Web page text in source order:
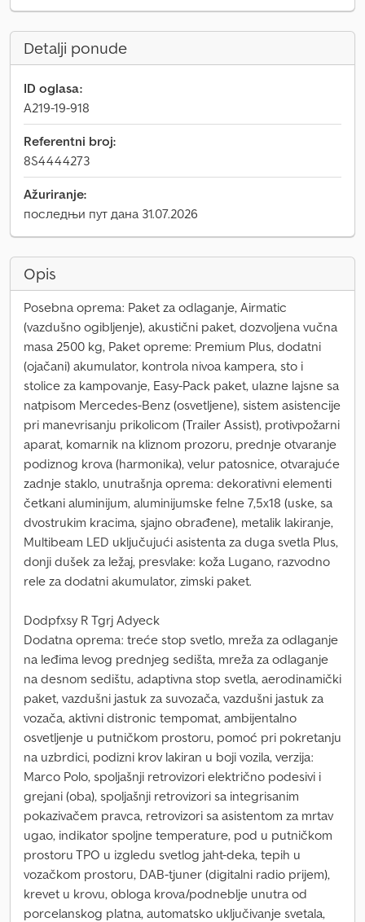
Detalji ponude
ID oglasa:
A219-19-918
Referentni broj:
8S4444273
Ažuriranje:
последњи пут дана 31.07.2026
Opis
Posebna oprema: Paket za odlaganje, Airmatic
(vazdušno ogibljenje), akustični paket, dozvoljena vučna
masa 2500 kg, Paket opreme: Premium Plus, dodatni
(ojačani) akumulator, kontrola nivoa kampera, sto i
stolice za kampovanje, Easy-Pack paket, ulazne lajsne sa
natpisom Mercedes-Benz (osvetljene), sistem asistencije
pri manevrisanju prikolicom (Trailer Assist), protivpožarni
aparat, komarnik na kliznom prozoru, prednje otvaranje
podiznog krova (harmonika), velur patosnice, otvarajuće
zadnje staklo, unutrašnja oprema: dekorativni elementi
četkani aluminijum, aluminijumske felne 7,5x18 (uske, sa
dvostrukim kracima, sjajno obrađene), metalik lakiranje,
Multibeam LED uključujući asistenta za duga svetla Plus,
donji dušek za ležaj, presvlake: koža Lugano, razvodno
rele za dodatni akumulator, zimski paket.
Dodpfxsy R Tgrj Adyeck
Dodatna oprema: treće stop svetlo, mreža za odlaganje
na leđima levog prednjeg sedišta, mreža za odlaganje
na desnom sedištu, adaptivna stop svetla, aerodinamički
paket, vazdušni jastuk za suvozača, vazdušni jastuk za
vozača, aktivni distronic tempomat, ambijentalno
osvetljenje u putničkom prostoru, pomoć pri pokretanju
na uzbrdici, podizni krov lakiran u boji vozila, verzija:
Marco Polo, spoljašnji retrovizori električno podesivi i
grejani (oba), spoljašnji retrovizori sa integrisanim
pokazivačem pravca, retrovizori sa asistentom za mrtav
ugao, indikator spoljne temperature, pod u putničkom
prostoru TPO u izgledu svetlog jaht-deka, tepih u
vozačkom prostoru, DAB-tjuner (digitalni radio prijem),
krevet u krovu, obloga krova/podneblje unutra od
porcelanskog platna, automatsko uključivanje svetala,